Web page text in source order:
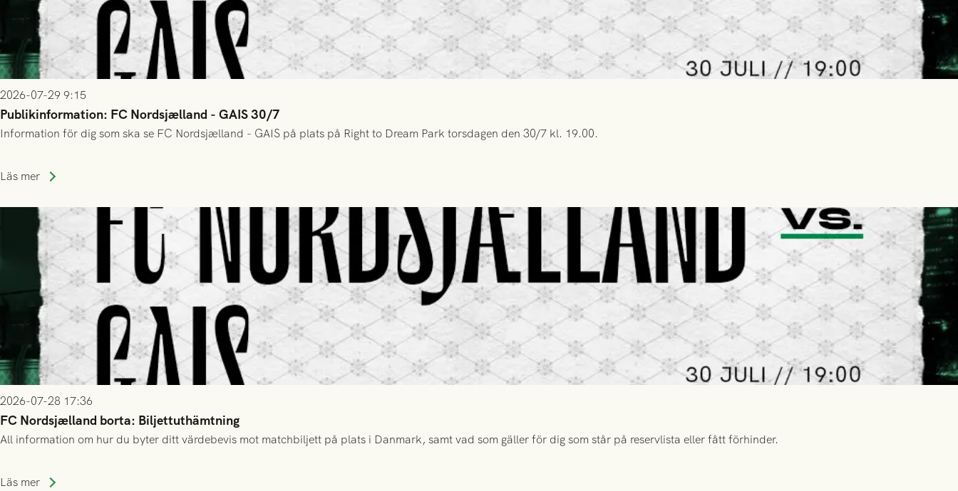
2026-07-29 9:15
Publikinformation: FC Nordsjælland - GAIS 30/7
Information för dig som ska se FC Nordsjælland - GAIS på plats på Right to Dream Park torsdagen den 30/7 kl. 19.00.
Läs mer
2026-07-28 17:36
FC Nordsjælland borta: Biljettuthämtning
All information om hur du byter ditt värdebevis mot matchbiljett på plats i Danmark, samt vad som gäller för dig som står på reservlista eller fått förhinder.
Läs mer